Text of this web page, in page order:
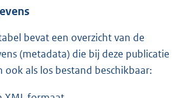
bevat een overzicht van de
(metadata) die bij deze publicatie
ook als los bestand beschikbaar: